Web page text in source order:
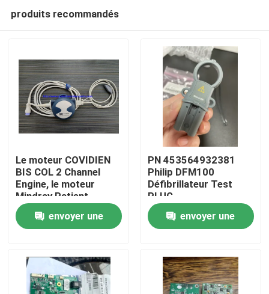
À la maison
Vidéos
produits recommandés
Le moteur COVIDIEN
BIS COL 2 Channel
Engine, le moteur
Mindray Patient
Monitor BIS, le
convertisseur BIS, le
processeur BIS
envoyer une
PN 453564932381
Philip DFM100
Défibrillateur Test
PLUG
REF:989803171271
envoyer une